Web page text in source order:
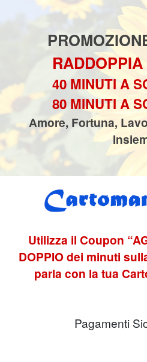
40 MINUTI A
80 MINUTI A
Amore, Fortuna,
Utilizza il Coupon
DOPPIO dei minuti
parla con la tua
Pagamenti